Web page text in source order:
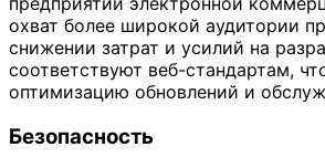
охват более широкой аудитории
снижении затрат и усилий на
соответствуют веб-стандартам,
оптимизацию обновлений и
Безопасность